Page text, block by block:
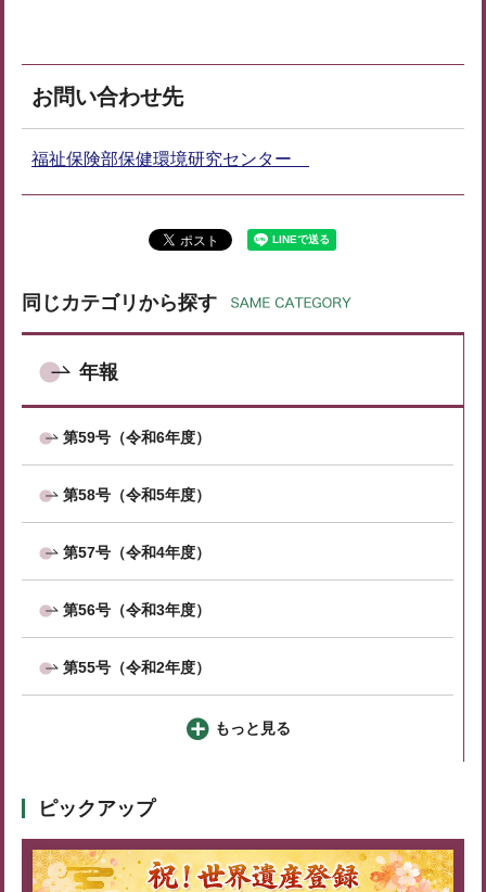
お問い合わせ先
福祉保険部保健環境研究センター
同じカテゴリから探す
年報
第59号（令和6年度）
第58号（令和5年度）
第57号（令和4年度）
第56号（令和3年度）
第55号（令和2年度）
もっと見る
ピックアップ